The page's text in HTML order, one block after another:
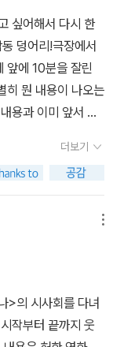
컷과 컷 속에 인물
엉성한 친구는 놀
고 배우들은 그만
의 소원, 이라는 아
로 인해서 식상하
있는 동구 아버지
눈물짜게 자기의
뿐이다. 이 사람도
다.그리고, 동구가
하지 않는다. 오히려
음으로써 정말로 <
.성장이란 무엇일
하고, 어떤 영화는
럼 '있는 그대로를
본다. 마지막으로
싶어해서 다시 한
덩어리!극장에서
앞에 10분을 잘린
히 뭔 내용이 나오는
용과 이미 앞서 천
아니, 자신의 성 정
거리던 마돈나의
래지, 남성의 눈으
자가 될 수 있다
구는 악착같이 돈
바로 벌었다면 오
가 사고를 치는
아버지는 부상으
을 하지만 뒤틀리
더보기
>의 시사회를 다녀
작부터 끝까지 웃